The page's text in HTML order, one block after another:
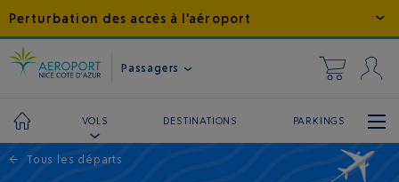
Perturbation des accès à l'aéroport
Passagers
VOLS DESTINATIONS PARKINGS
← Tous les départs